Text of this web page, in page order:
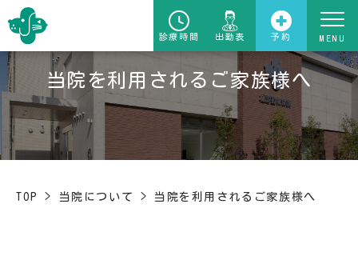
診療時間 出勤表 予約
当院を利用されるご家族様へ
TOP > 当院について > 当院を利用されるご家族様へ